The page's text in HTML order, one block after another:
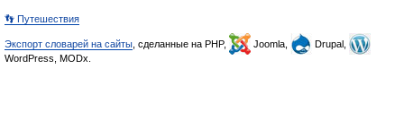
👣 Путешествия
Экспорт словарей на сайты , сделанные на PHP, Joomla,
Drupal,
WordPress, MODx.